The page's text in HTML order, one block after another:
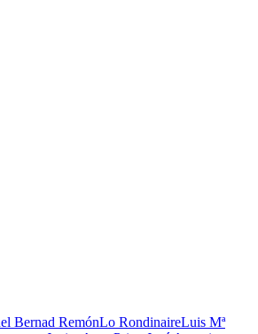
Bernad RemónLo RondinaireLuis Mª